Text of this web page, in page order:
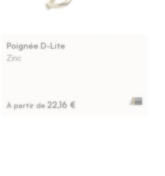
Poignée D-Lite
Zinc
À partir de 22,16 €